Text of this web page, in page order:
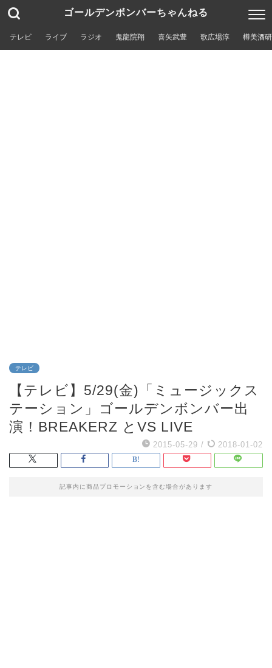
ゴールデンボンバーちゃんねる
テレビ ライブ ラジオ 鬼龍院翔 喜矢武豊 歌広場淳 樽美酒
テレビ
【テレビ】5/29(金)「ミュージックス
テーション」ゴールデンボンバー出
演！BREAKERZ とVS LIVE
2015-05-29 / 2018-01-02
記事内に商品プロモーションを含む場合があります